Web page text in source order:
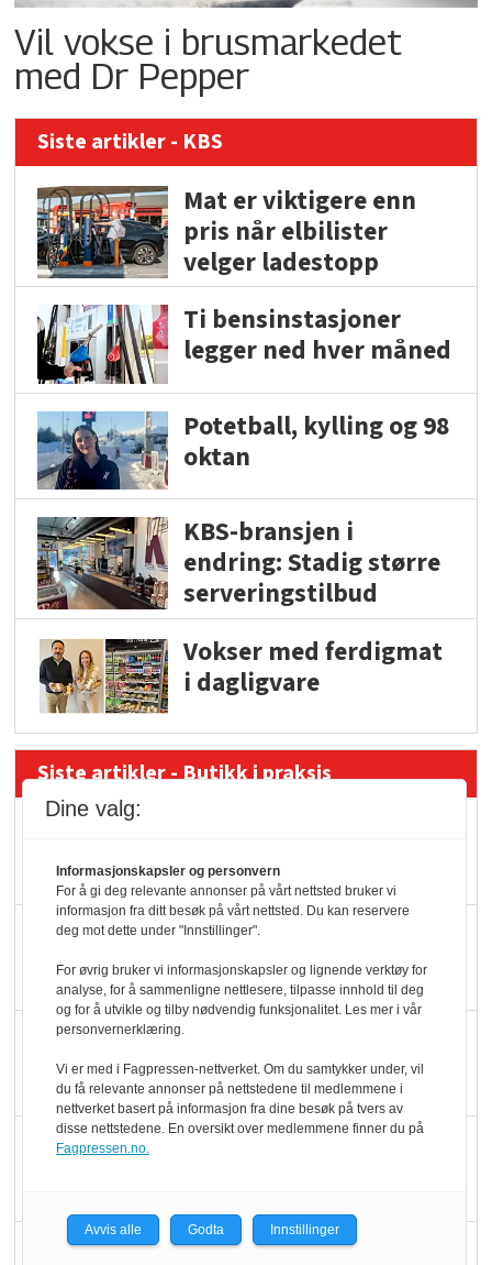
Vil vokse i brusmarkedet
med Dr Pepper
Siste artikler - KBS
Mat er viktigere enn
pris når elbilister
velger ladestopp
Ti bensinstasjoner
legger ned hver måned
Potetball, kylling og 98
oktan
KBS-bransjen i
endring: Stadig større
serveringstilbud
Vokser med ferdigmat
i dagligvare
Siste artikler - Butikk i praksis
dundrer videre
Slik opprettholdes
ølsalget
Færre varer, men fulle
hyller
Q passerte 1 milliard i
Dine valg:
Informasjonskapsler og personvern
For å gi deg relevante annonser på vårt nettsted bruker vi
informasjon fra ditt besøk på vårt nettsted. Du kan reservere
deg mot dette under "Innstillinger".
For øvrig bruker vi informasjonskapsler og lignende verktøy for
analyse, for å sammenligne nettlesere, tilpasse innhold til deg
og for å utvikle og tilby nødvendig funksjonalitet. Les mer i vår
personvernerklæring.
Vi er med i Fagpressen-nettverket. Om du samtykker under, vil
du få relevante annonser på nettstedene til medlemmene i
nettverket basert på informasjon fra dine besøk på tvers av
disse nettstedene. En oversikt over medlemmene finner du på
Fagpressen.no.
Avvis alle Godta Innstillinger